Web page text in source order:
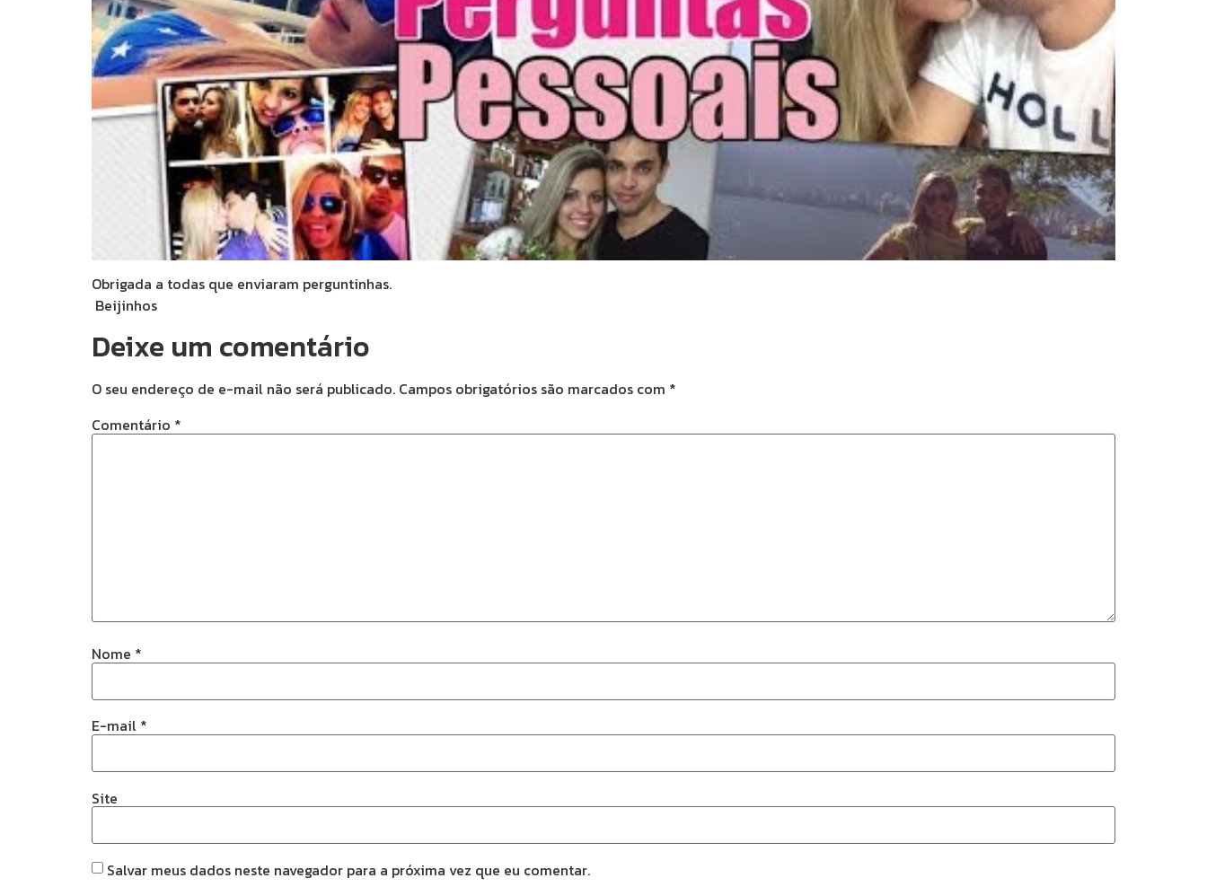
Obrigada a todas que enviaram perguntinhas.
Beijinhos
Deixe um comentário
O seu endereço de e-mail não será publicado. Campos obrigatórios são marcados com *
Comentário *
Nome *
E-mail *
Site
Salvar meus dados neste navegador para a próxima vez que eu comentar.